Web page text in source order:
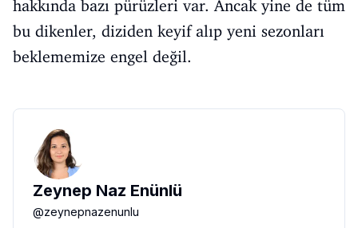
hakkında bazı pürüzleri var. Ancak yine de tüm
bu dikenler, diziden keyif alıp yeni sezonları
beklememize engel değil.
Zeynep Naz Enünlü
@zeynepnazenunlu